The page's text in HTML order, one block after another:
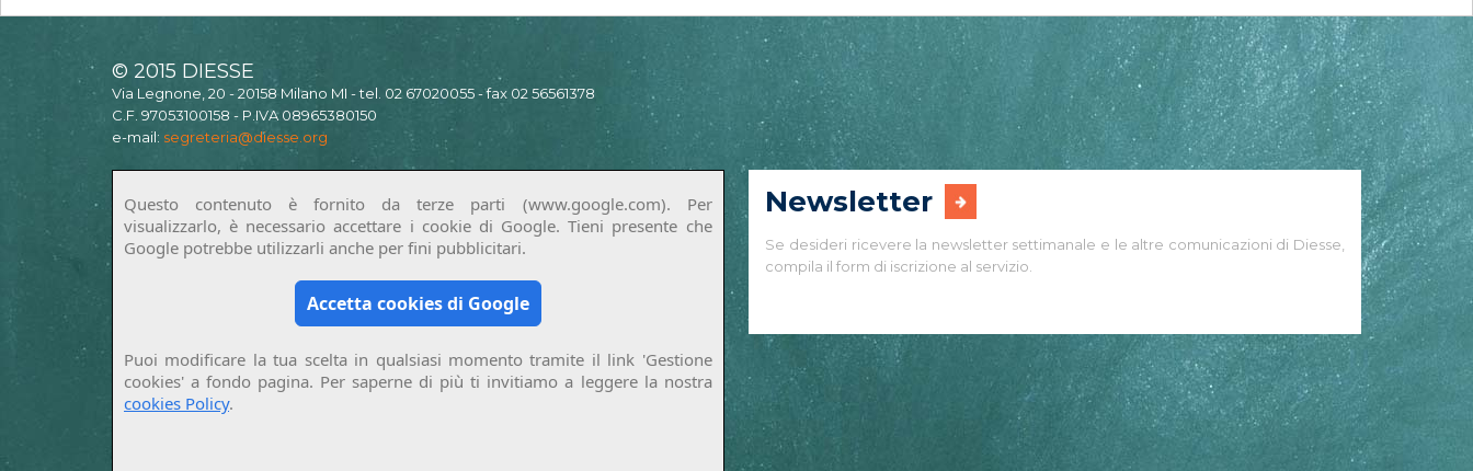
© 2015 DIESSE
Via Legnone, 20 - 20158 Milano MI - tel. 02 67020055 - fax 02 56561378
C.F. 97053100158 - P.IVA 08965380150
e-mail: segreteria@diesse.org
Questo contenuto è fornito da terze parti (www.google.com). Per
visualizzarlo, è necessario accettare i cookie di Google. Tieni presente che
Google potrebbe utilizzarli anche per fini pubblicitari.
Accetta cookies di Google
Puoi modificare la tua scelta in qualsiasi momento tramite il link 'Gestione
cookies' a fondo pagina. Per saperne di più ti invitiamo a leggere la nostra
cookies Policy.
Newsletter
Se desideri ricevere la newsletter settimanale e le altre comunicazioni di Diesse,
compila il form di iscrizione al servizio.